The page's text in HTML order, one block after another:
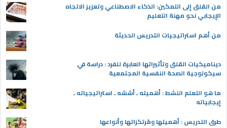
من القلق إلى التمكين: الذكاء الاصطناعي وتعزيز الاتجاه
الإيجابي نحو مهنة التعليم
من أهم استراتيجيات التدريس الحديثة
ديناميكيات القلق وتأثيراتها العابرة للفرد : دراسة في
سيكولوجية الصحة النفسية المجتمعية
ما هو التعلم النشط : أهميته ـ أسُسُه ـ استراتيجياته ـ
إيجابياته
طرق التدريس : أهميتها ومُرتكزاتها وأنواعها